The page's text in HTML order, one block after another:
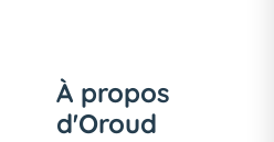
À propos
d'Oroud